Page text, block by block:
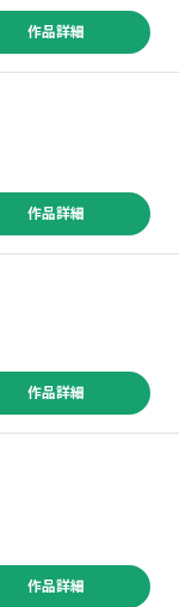
作品詳細
作品詳細
作品詳細
作品詳細